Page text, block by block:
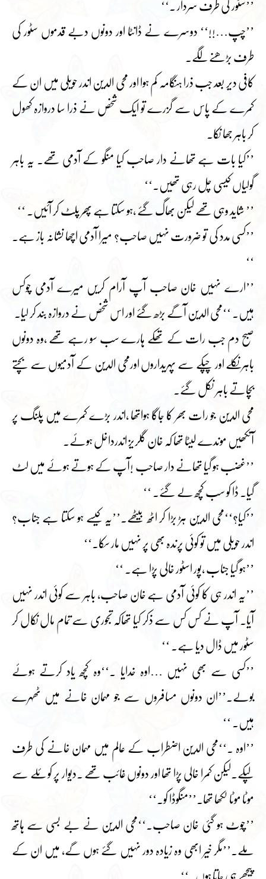
’’سٹور کی طرف سردار ۔‘‘
’’چپ…!!‘‘ دوسرے نے ڈانٹا اور دونوں دبے قدموں سٹور کی
طرف بڑھنے لگے۔
کافی دیر بعد جب ذرا ہنگامہ کم ہوا اور محی الدین اندر حویلی میں ان کے
کمرے کے پاس سے گزرے تو ایک شخص نے ذرا سا دروازہ کھول
کر باہر جھا نکا۔
’’کیا بات ہے تھانے دار صاحب کیا منگو کے آدمی تھے۔ یہ باہر
گولیاں کیسی چل رہی تھیں۔‘‘
’’ شاید وہی تھے لیکن بھاگ گئے ،ہو سکتا ہے پھر پلٹ کر آئیں۔ ‘‘
’’کسی مدد کی تو ضرورت نہیں صاحب؟ میرا آدمی اچھا نشانہ باز ہے۔
‘‘
’’ارے نہیں خان صاحب آپ آرام کریں میرے آدمی چوکس
ہیں۔ ‘‘محی الدین آگے بڑھ گئے اور اس شخص نے دروازہ بند کر لیا۔
صبح دم جب رات کے تھکے ہارے سب سو رہے تھے ،وہ دونوں
باہر نکلے اور چپکے سے پہریداروں اورمحی الدین کے آدمیوں سے بچتے
بچاتے باہر نکل گئے۔
محی الدین جو رات بھر کا جاگا ہواتھا ،اندر بڑے کمرے میں پلنگ پر
آنکھیں موندے لیٹا تھا کہ خان گلریز اندرداخل ہوئے۔
’’غضب ہو گیا تھانے دار صاحب !آپ کے ہوتے ہوئے میں لٹ
گیا۔ ڈا کو سب کچھ لے گئے۔ ‘‘
’’کیا؟‘‘محی الدین ہڑ بڑا کر اٹھ بیٹھے۔’’یہ کیسے ہو سکتا ہے جناب؟
اندر حویلی میں تو کوئی پرندہ بھی پر نہیں مار سکا۔‘‘
’’ہو گیا جناب ،پور اسٹور خالی پڑا ہے۔ ‘‘
’’یہ اندر ہی کا کوئی آدمی ہے خان صاحب، باہر سے کوئی اندر نہیں
آیا۔ آپ نے کس کس سے ذکر کیا تھاکہ تجوری سے تمام مال نکال کر
سٹور میں ڈال دیا ہے۔ ‘‘
’’کسی سے بھی نہیں …اوہ خدایا ۔‘‘وہ کچھ یاد کرتے ہوئے
بولے۔’’ان دونوں مسافروں سے جو مہمان خانے میں ٹھہرے
ہیں۔ ‘‘
’’اوہ ۔‘‘محی الدین اضطراب کے عالم میں مہمان خانے کی طرف
لپکے۔لیکن کمرا خالی پڑا تھا اور دونوں غائب تھے ۔دیوار پر کوئلے سے
موٹا موٹا لکھا تھا۔’’منگوڈا کو۔‘‘
’’چوٹ ہو گئی خان صاحب۔‘‘محی الدین نے بے بسی سے ہاتھ
ملے۔’’مگر خیر ابھی وہ زیادہ دور نہیں گئے ہوں گے، میں ان کے
پیچھے ہی جاتا ہوں۔‘‘